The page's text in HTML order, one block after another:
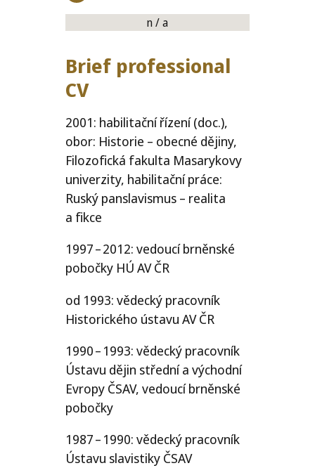
n / a
Brief professional
CV
2001: habilitační řízení (doc.),
obor: Historie – obecné dějiny,
Filozofická fakulta Masarykovy
univerzity, habilitační práce:
Ruský panslavismus – realita
a fikce
1997 – 2012: vedoucí brněnské
pobočky HÚ AVČR
od 1993: vědecký pracovník
Historického ústavuAVČR
1990 – 1993: vědecký pracovník
Ústavu dějin střední a východní
Evropy ČSAV, vedoucí brněnské
pobočky
1987 – 1990: vědecký pracovník
Ústavu slavistiky ČSAV